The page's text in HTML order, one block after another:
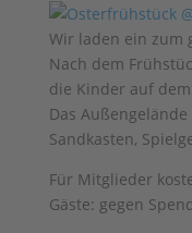
Wir laden ein zum
Nach dem
die Kinder auf
Das
Sandkasten,
Für Mitglieder
Gäste: gegen